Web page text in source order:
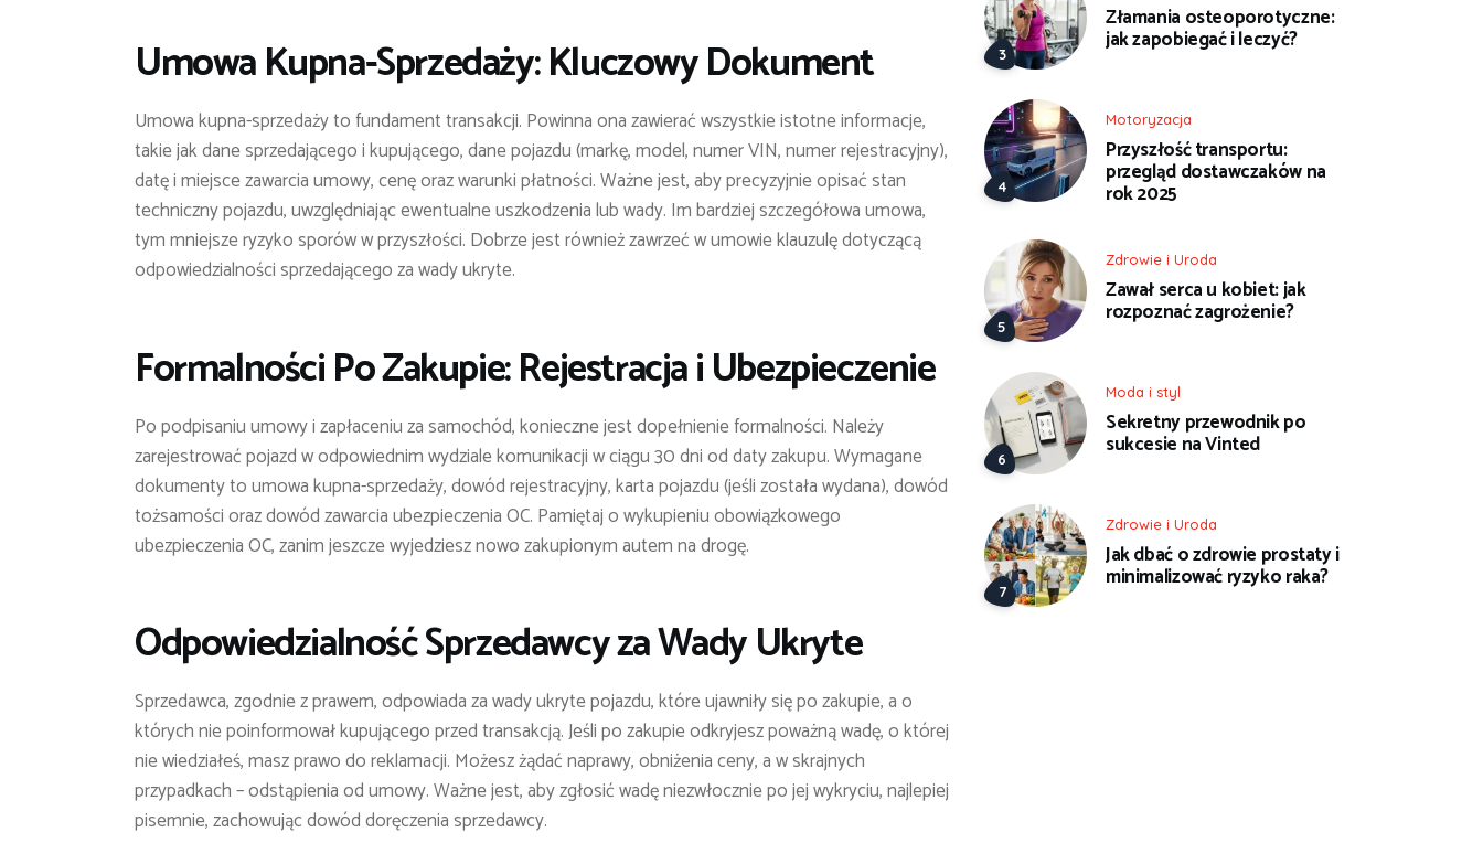
Umowa Kupna-Sprzedaży: Kluczowy Dokument
Umowa kupna-sprzedaży to fundament transakcji. Powinna ona zawierać wszystkie istotne informacje,
takie jak dane sprzedającego i kupującego, dane pojazdu (markę, model, numer VIN, numer rejestracyjny),
datę i miejsce zawarcia umowy, cenę oraz warunki płatności. Ważne jest, aby precyzyjnie opisać stan
techniczny pojazdu, uwzględniając ewentualne uszkodzenia lub wady. Im bardziej szczegółowa umowa,
tym mniejsze ryzyko sporów w przyszłości. Dobrze jest również zawrzeć w umowie klauzulę dotyczącą
odpowiedzialności sprzedającego za wady ukryte.
Formalności Po Zakupie: Rejestracja i Ubezpieczenie
Po podpisaniu umowy i zapłaceniu za samochód, konieczne jest dopełnienie formalności. Należy
zarejestrować pojazd w odpowiednim wydziale komunikacji w ciągu 30 dni od daty zakupu. Wymagane
dokumenty to umowa kupna-sprzedaży, dowód rejestracyjny, karta pojazdu (jeśli została wydana), dowód
tożsamości oraz dowód zawarcia ubezpieczenia OC. Pamiętaj o wykupieniu obowiązkowego
ubezpieczenia OC, zanim jeszcze wyjedziesz nowo zakupionym autem na drogę.
Odpowiedzialność Sprzedawcy za Wady Ukryte
Sprzedawca, zgodnie z prawem, odpowiada za wady ukryte pojazdu, które ujawniły się po zakupie, a o
których nie poinformował kupującego przed transakcją. Jeśli po zakupie odkryjesz poważną wadę, o której
nie wiedziałeś, masz prawo do reklamacji. Możesz żądać naprawy, obniżenia ceny, a w skrajnych
przypadkach – odstąpienia od umowy. Ważne jest, aby zgłosić wadę niezwłocznie po jej wykryciu, najlepiej
pisemnie, zachowując dowód doręczenia sprzedawcy.
Złamania osteoporotyczne:
jak zapobiegać i leczyć?
Motoryzacja
Przyszłość transportu:
przegląd dostawczaków na
rok 2025
Zdrowie i Uroda
Zawał serca u kobiet: jak
rozpoznać zagrożenie?
Moda i styl
Sekretny przewodnik po
sukcesie na Vinted
Zdrowie i Uroda
Jak dbać o zdrowie prostaty i
minimalizować ryzyko raka?